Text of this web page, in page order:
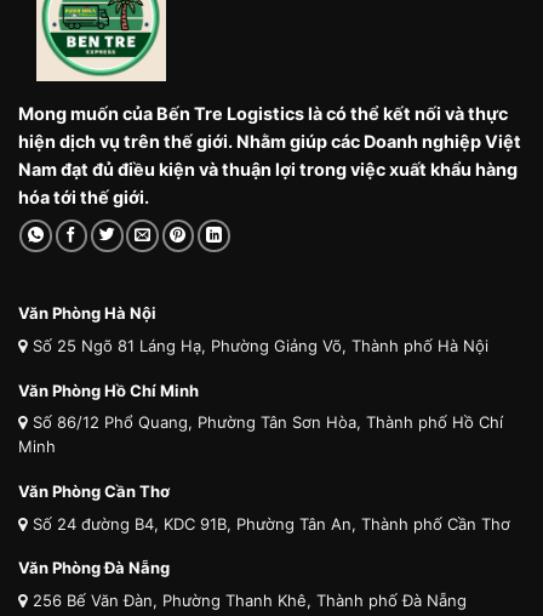
Mong muốn của Bến Tre Logistics là có thể kết nối và thực
hiện dịch vụ trên thế giới. Nhằm giúp các Doanh nghiệp Việt
Nam đạt đủ điều kiện và thuận lợi trong việc xuất khẩu hàng
hóa tới thế giới.
Văn Phòng Hà Nội
Số 25 Ngõ 81 Láng Hạ, Phường Giảng Võ, Thành phố Hà Nội
Văn Phòng Hồ Chí Minh
Số 86/12 Phổ Quang, Phường Tân Sơn Hòa, Thành phố Hồ Chí
Minh
Văn Phòng Cần Thơ
Số 24 đường B4, KDC 91B, Phường Tân An, Thành phố Cần Thơ
Văn Phòng Đà Nẵng
256 Bế Văn Đàn, Phường Thanh Khê, Thành phố Đà Nẵng